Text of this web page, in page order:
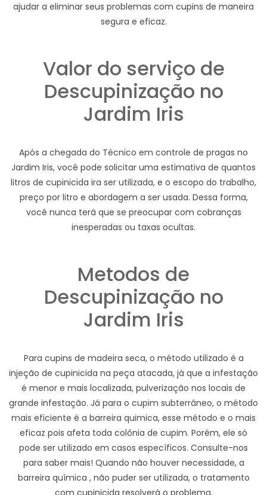
ajudar a eliminar seus problemas com cupins de maneira
segura e eficaz.
Valor do serviço de
Descupinização no
Jardim Iris
Após a chegada do Técnico em controle de pragas no
Jardim Iris, você pode solicitar uma estimativa de quantos
litros de cupinicida ira ser utilizada, e o escopo do trabalho,
preço por litro e abordagem a ser usada. Dessa forma,
você nunca terá que se preocupar com cobranças
inesperadas ou taxas ocultas.
Metodos de
Descupinização no
Jardim Iris
Para cupins de madeira seca, o método utilizado é a
injeção de cupinicida na peça atacada, já que a infestação
é menor e mais localizada, pulverização nos locais de
grande infestação. Já para o cupim subterrâneo, o método
mais eficiente é a barreira quimica, esse método e o mais
eficaz pois afeta toda colônia de cupim. Porém, ele só
pode ser utilizado em casos específicos. Consulte-nos
para saber mais! Quando não houver necessidade, a
barreira química , não puder ser utilizada, o tratamento
com cupinicida resolverá o problema.